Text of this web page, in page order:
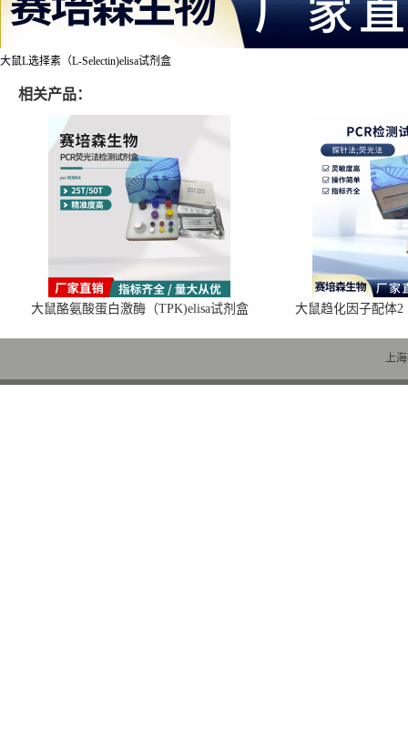
大鼠L选择素（L-Selectin)elisa试剂盒
相关产品：
大鼠酪氨酸蛋白激酶（TPK)elisa试剂盒 大鼠趋化因子配体2
上